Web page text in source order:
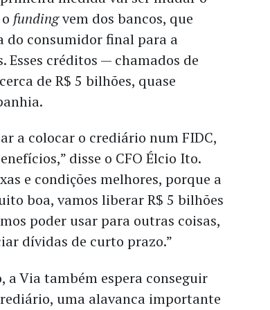
fundingvem dos bancos, que
do consumidor final para a
créditos — chamados de
de R$ 5 bilhões, quase
a colocar o crediário num FIDC,
disse o CFO Élcio Ito.
e condições melhores, porque a
boa, vamos liberar R$ 5 bilhões
poder usar para outras coisas,
dívidas de curto prazo.”
a Via também espera conseguir
uma alavanca importante